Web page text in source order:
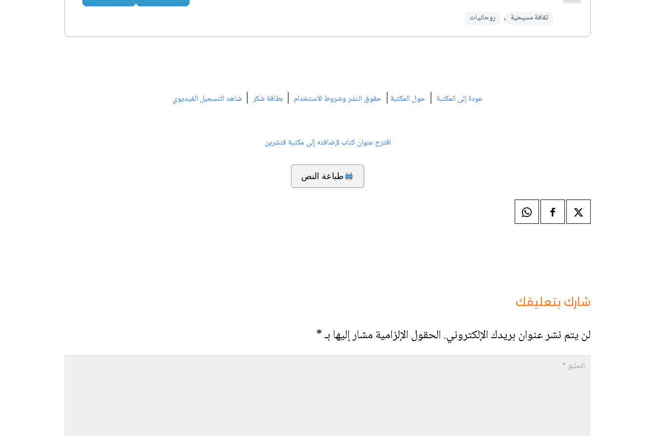
ثقافة مسيحية , روحانيات
عودة إلى المكتبة | حول المكتبة | حقوق النشر وشروط الاستخدام | بطاقة شكر| شاهد التسجيل الفيديوي
اقترح عنوان كتاب لإضافته إلى مكتبة قنشرين
طباعة النص
شارك بتعليقك
لن يتم نشر عنوان بريدك الإلكتروني.الحقول الإلزامية مشار إليها بـ*